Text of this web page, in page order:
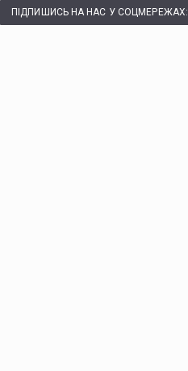
ПІДПИШИСЬ НА НАС У СОЦМЕРЕЖАХ: